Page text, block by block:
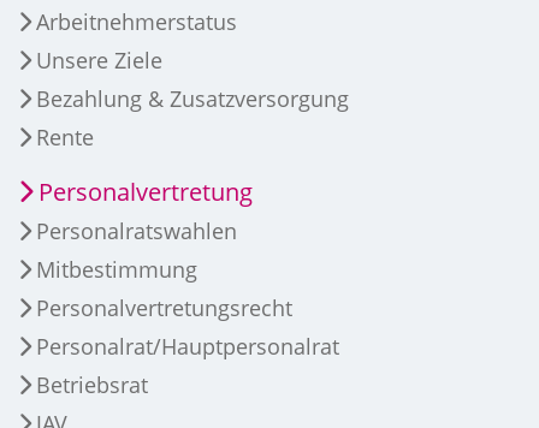
Arbeitnehmerstatus
Unsere Ziele
Bezahlung & Zusatzversorgung
Rente
Personalvertretung
Personalratswahlen
Mitbestimmung
Personalvertretungsrecht
Personalrat/Hauptpersonalrat
Betriebsrat